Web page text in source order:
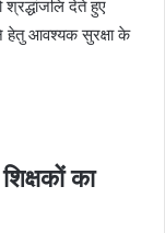
श्रद्धांजलि देते हुए
हेतु आवश्यक सुरक्षा के
का